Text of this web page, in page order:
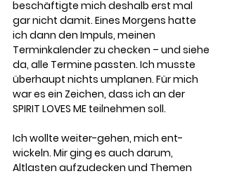
beschäftigte mich deshalb erst mal
gar nicht damit. Eines Morgens hatte
ich dann den Impuls, meinen
Terminkalender zu checken – und siehe
da, alle Termine passten. Ich musste
überhaupt nichts umplanen. Für mich
war es ein Zeichen, dass ich an der
SPIRIT LOVES ME teilnehmen soll.
Ich wollte weiter-gehen, mich ent-
wickeln. Mir ging es auch darum,
Altlasten aufzudecken und Themen